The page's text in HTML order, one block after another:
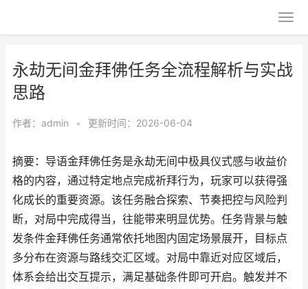
永劫无间金拜佛任务全流程解析与实战
思路
作者： admin • 更新时间：2026-06-04
摘要：导语金拜佛任务是永劫无间中极具仪式感与收益价
格的内容，通过特定地点完成祈拜行为，玩家可以获得强
化成长的重要资源。该任务融合探索、节奏把控与风险判
断，对局中完成得当，往能带来明显优势。任务背景与触
发条件金拜佛任务通常依托地图内固定场景展开，目标点
多分布在资源与路线交汇区域。对局中靠近对应区域后，
体系会给出交互提示，满足基础条件即可开启。触发并不